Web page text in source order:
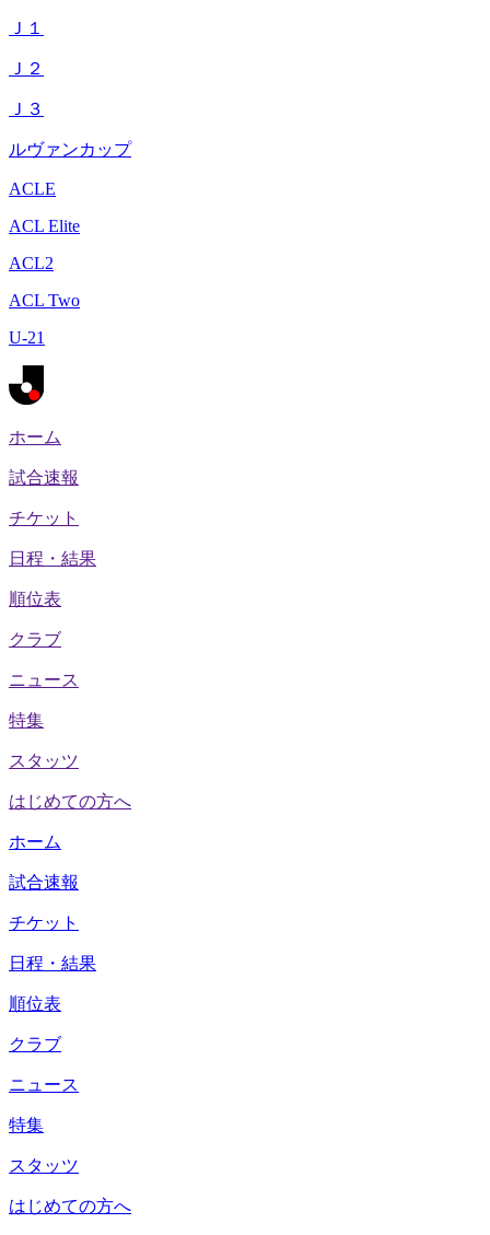
Ｊ１
Ｊ２
Ｊ３
ルヴァンカップ
ACLE
ACL Elite
ACL2
ACL Two
U-21
ホーム
試合速報
チケット
日程・結果
順位表
クラブ
ニュース
特集
スタッツ
はじめての方へ
ホーム
試合速報
チケット
日程・結果
順位表
クラブ
ニュース
特集
スタッツ
はじめての方へ